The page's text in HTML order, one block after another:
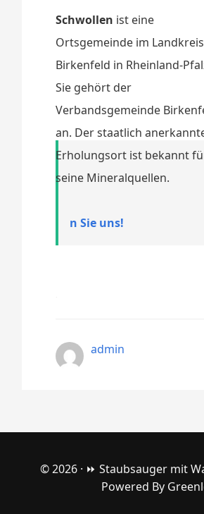
Schwollen ist eine
Ortsgemeinde im Landkreis
Birkenfeld in Rheinland-
Sie gehört der
Verbandsgemeinde
an. Der staatlich
Erholungsort ist bekannt
seine Mineralquellen.
n Sie uns!
admin
© 2026 · ⏩ Staubsauger mit
Powered By